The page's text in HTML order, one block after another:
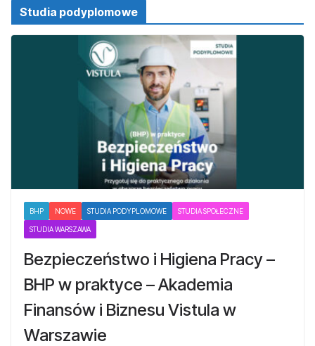
Studia podyplomowe
BHP NOWE STUDIA PODYPLOMOWE STUDIA SPOŁECZNE
STUDIA WARSZAWA
Bezpieczeństwo i Higiena Pracy –
BHP w praktyce – Akademia
Finansów i Biznesu Vistula w
Warszawie